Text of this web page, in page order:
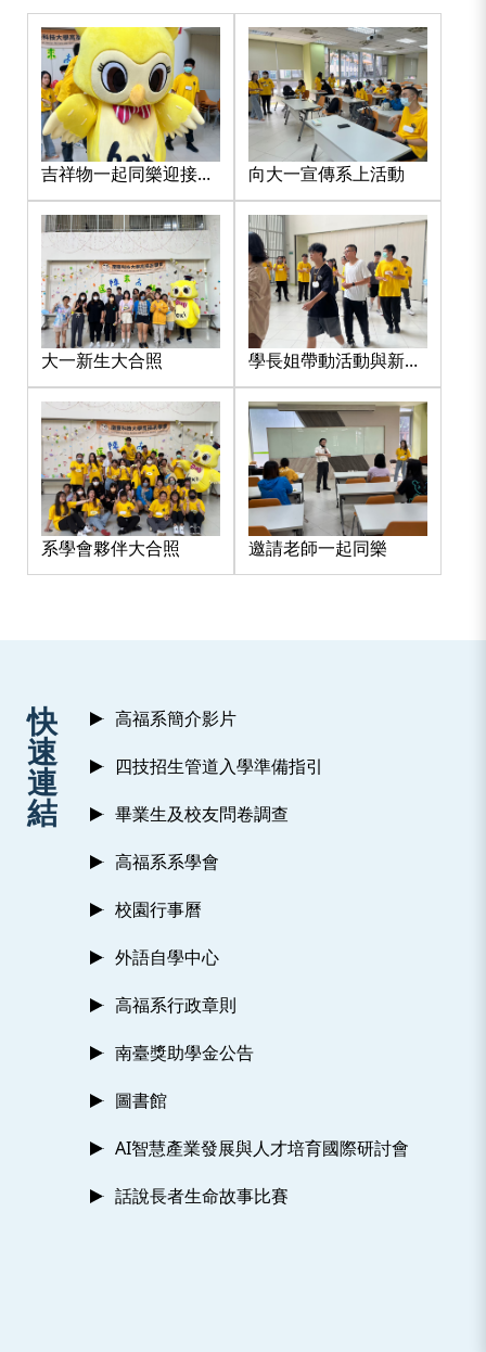
吉祥物一起同樂迎接新
生
向大一宣傳系上活動
大一新生大合照
學長姐帶動活動與新生
同樂
系學會夥伴大合照 邀請老師一起同樂
快
速
連
結
高福系簡介影片
四技招生管道入學準備指引
畢業生及校友問卷調查
高福系系學會
校園行事曆
外語自學中心
高福系行政章則
南臺獎助學金公告
圖書館
AI智慧產業發展與人才培育國際研討會
話說長者生命故事比賽